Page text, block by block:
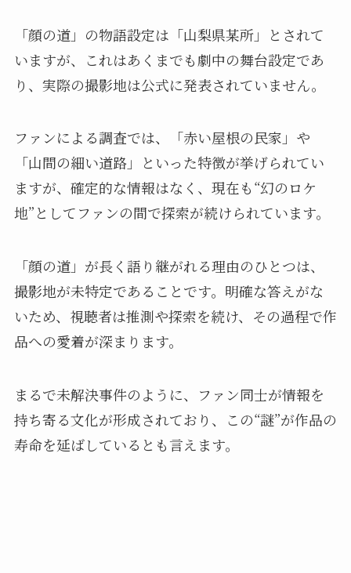
「顔の道」の物語設定は「山梨県某所」とされて
いますが、これはあくまでも劇中の舞台設定であ
り、実際の撮影地は公式に発表されていません。
ファンによる調査では、「赤い屋根の民家」や
「山間の細い道路」といった特徴が挙げられてい
ますが、確定的な情報はなく、現在も“幻のロケ
地”としてファンの間で探索が続けられています。
「顔の道」が長く語り継がれる理由のひとつは、
撮影地が未特定であることです。明確な答えがな
いため、視聴者は推測や探索を続け、その過程で作
品への愛着が深まります。
まるで未解決事件のように、ファン同士が情報を
持ち寄る文化が形成されており、この“謎”が作品の
寿命を延ばしているとも言えます。